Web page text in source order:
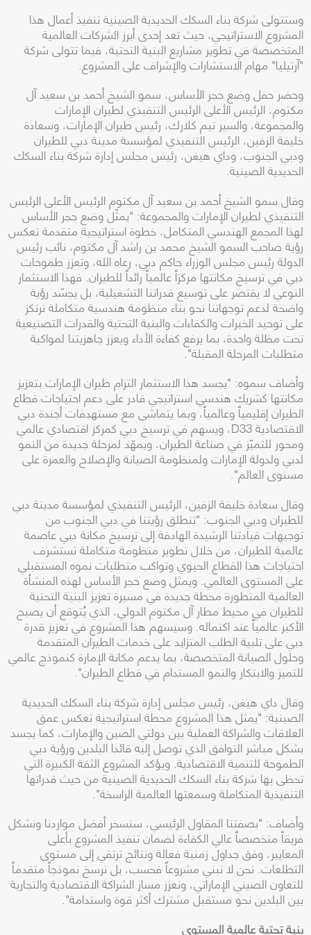
وستتولى شركة بناء السكك الحديدية الصينية تنفيذ أعمال هذا
المشروع الاستراتيجي، حيث تعد إحدى أبرز الشركات العالمية
المتخصصة في تطوير مشاريع البنية التحتية، فيما تتولى شركة
"آرتيليا" مهام الاستشارات والإشراف على المشروع.
وحضر حفل وضع حجر الأساس، سمو الشيخ أحمد بن سعيد آل
مكتوم، الرئيس الأعلى الرئيس التنفيذي لطيران الإمارات
والمجموعة، والسير تيم كلارك، رئيس طيران الإمارات، وسعادة
خليفة الزفين، الرئيس التنفيذي لمؤسسة مدينة دبي للطيران
ودبي الجنوب، وداي هيغن، رئيس مجلس إدارة شركة بناء السكك
الحديدية الصينية.
وقال سمو الشيخ أحمد بن سعيد آل مكتوم الرئيس الأعلى الرئيس
التنفيذي لطيران الإمارات والمجموعة: "يمثّل وضع حجر الأساس
لهذا المجمع الهندسي المتكامل، خطوة استراتيجية متقدمة تعكس
رؤية صاحب السمو الشيخ محمد بن راشد آل مكتوم، نائب رئيس
الدولة رئيس مجلس الوزراء حاكم دبي، رعاه الله، وتعزز طموحات
دبي في ترسيخ مكانتها مركزاً عالمياً رائداً للطيران. فهذا الاستثمار
النوعي لا يقتصر على توسيع قدراتنا التشغيلية، بل يجسّد رؤية
واضحة لدعم توجهاتنا نحو بناء منظومة هندسية متكاملة ترتكز
على توحيد الخبرات والكفاءات والبنية التحتية والقدرات التصنيعية
تحت مظلة واحدة، بما يرفع كفاءة الأداء ويعزز جاهزيتنا لمواكبة
متطلبات المرحلة المقبلة".
وأضاف سموه: "يجسد هذا الاستثمار التزام طيران الإمارات بتعزيز
مكانتها كشريك هندسي استراتيجي قادر على دعم احتياجات قطاع
الطيران إقليمياً وعالمياً، وبما يتماشى مع مستهدفات أجندة دبي
الاقتصادية D33، ويسهم في ترسيخ دبي كمركز اقتصادي عالمي
ومحور للتميّز في صناعة الطيران، ويمهّد لمرحلة جديدة من النمو
لدبي ولدولة الإمارات ولمنظومة الصيانة والإصلاح والعمرة على
مستوى العالم".
وقال سعادة خليفة الزفين، الرئيس التنفيذي لمؤسسة مدينة دبي
للطيران ودبي الجنوب: "تنطلق رؤيتنا في دبي الجنوب من
توجيهات قيادتنا الرشيدة الهادفة إلى ترسيخ مكانة دبي عاصمة
عالمية للطيران، من خلال تطوير منظومة متكاملة تستشرف
احتياجات هذا القطاع الحيوي وتواكب متطلبات نموه المستقبلي
على المستوى العالمي. ويمثل وضع حجر الأساس لهذه المنشأة
العالمية المتطورة محطة جديدة في مسيرة تعزيز البنية التحتية
للطيران في محيط مطار آل مكتوم الدولي، الذي يُتوقع أن يصبح
الأكبر عالمياً عند اكتماله. وسيسهم هذا المشروع في تعزيز قدرة
دبي على تلبية الطلب المتزايد على خدمات الطيران المتقدمة
وحلول الصيانة المتخصصة، بما يدعم مكانة الإمارة كنموذج عالمي
للتميز والابتكار والنمو المستدام في قطاع الطيران".
وقال داي هيغن، رئيس مجلس إدارة شركة بناء السكك الحديدية
الصينية: "يمثل هذا المشروع محطة استراتيجية تعكس عمق
العلاقات والشراكة العملية بين دولتي الصين والإمارات، كما يجسد
بشكل مباشر التوافق الذي توصل إليه قائدا البلدين ورؤية دبي
الطموحة للتنمية الاقتصادية. ويؤكد المشروع الثقة الكبيرة التي
تحظى بها شركة بناء السكك الحديدية الصينية من حيث قدراتها
التنفيذية المتكاملة وسمعتها العالمية الراسخة".
وأضاف: "بصفتنا المقاول الرئيسي، سنسخر أفضل مواردنا ونشكل
فريقاً متخصصاً عالي الكفاءة لضمان تنفيذ المشروع بأعلى
المعايير، وفق جداول زمنية فعالة ونتائج ترتقي إلى مستوى
التطلعات. نحن لا نبني مشروعاً فحسب، بل نرسخ نموذجاً متقدماً
للتعاون الصيني الإماراتي، ونعزز مسار الشراكة الاقتصادية والتجارية
بين البلدين نحو مستقبل مشترك أكثر قوة واستدامة".
بنية تحتية عالمية المستوى